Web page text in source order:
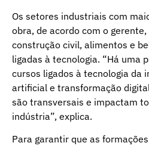
Os setores industriais com
obra, de acordo com o
construção civil, alimentos e
ligadas à tecnologia. “Há uma
cursos ligados à tecnologia da
artificial e transformação
são transversais e impactam
indústria”, explica.
Para garantir que as